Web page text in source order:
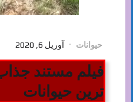
حیوانات آوریل 6, 2020
فیلم مستند
ترین حیوانات